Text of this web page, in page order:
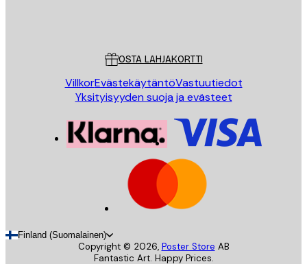
OSTA LAHJAKORTTI
VillkorEvästekäytäntöVastuutiedot
Yksityisyyden suoja ja evästeet
Finland (Suomalainen)
Copyright © 2026, Poster Store AB
Fantastic Art. Happy Prices.